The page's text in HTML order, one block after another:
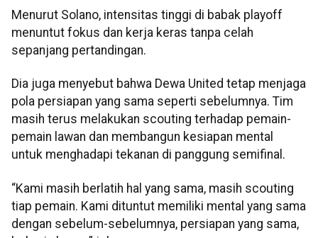
Menurut Solano, intensitas tinggi di babak playoff
menuntut fokus dan kerja keras tanpa celah
sepanjang pertandingan.
Dia juga menyebut bahwa Dewa United tetap menjaga
pola persiapan yang sama seperti sebelumnya. Tim
masih terus melakukan scouting terhadap pemain-
pemain lawan dan membangun kesiapan mental
untuk menghadapi tekanan di panggung semifinal.
“Kami masih berlatih hal yang sama, masih scouting
tiap pemain. Kami dituntut memiliki mental yang sama
dengan sebelum-sebelumnya, persiapan yang sama,